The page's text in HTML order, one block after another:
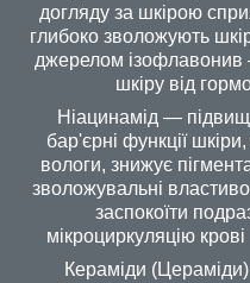
догляду за шкірою
глибоко зволожують
джерелом
шкіру від
Ніацинамід —
бар'єрні функції
вологи, знижує
зволожувальні
заспокоїти
мікроциркуляцію
Кераміди (Цераміди)